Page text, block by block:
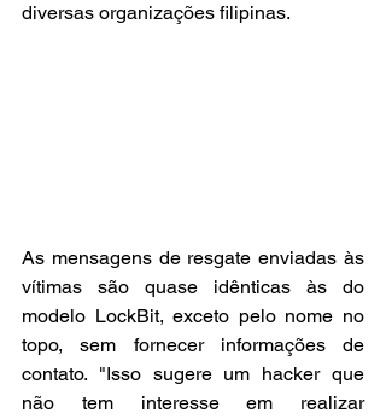
diversas organizações filipinas.
As mensagens de resgate enviadas às
vítimas são quase idênticas às do
modelo LockBit, exceto pelo nome no
topo, sem fornecer informações de
contato. "Isso sugere um hacker que
não tem interesse em realizar